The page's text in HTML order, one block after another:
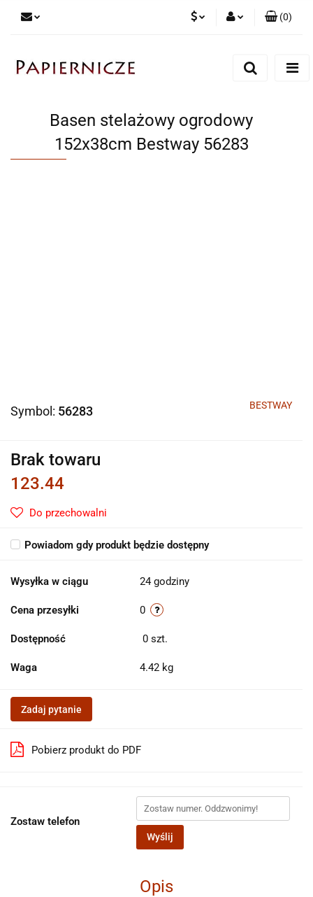
(0)
Basen stelażowy ogrodowy
152x38cm Bestway 56283
Symbol: 56283 BESTWAY
Brak towaru
123.44
Do przechowalni
Powiadom gdy produkt będzie dostępny
Wysyłka w ciągu 24 godziny
Cena przesyłki 0
Dostępność 0 szt.
Waga 4.42 kg
Zadaj pytanie
Pobierz produkt do PDF
Zostaw telefon
Wyślij
Opis